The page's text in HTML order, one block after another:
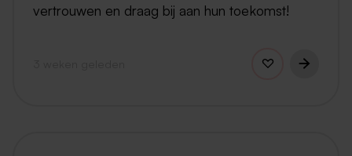
vertrouwen en draag bij aan hun toekomst!